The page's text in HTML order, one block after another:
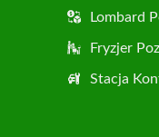
Lombard
Fryzjer
Stacja